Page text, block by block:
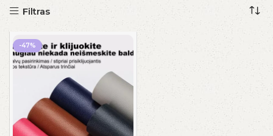
Filtras
-47%